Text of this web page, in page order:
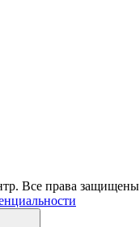
Все права защищены